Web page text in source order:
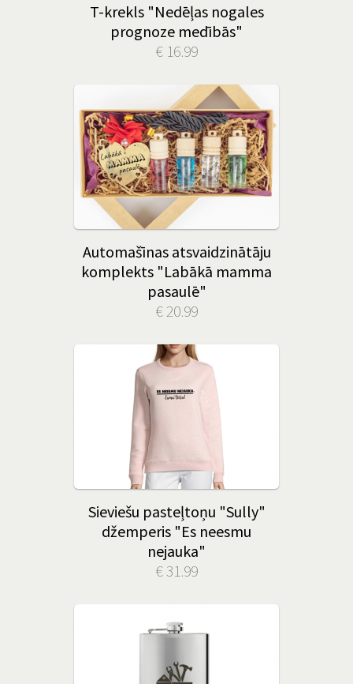
T-krekls "Nedēļas nogales
prognoze medībās"
€ 16.99
Automašīnas atsvaidzinātāju
komplekts "Labākā mamma
pasaulē"
€ 20.99
Sieviešu pasteļtoņu "Sully"
džemperis "Es neesmu
nejauka"
€ 31.99